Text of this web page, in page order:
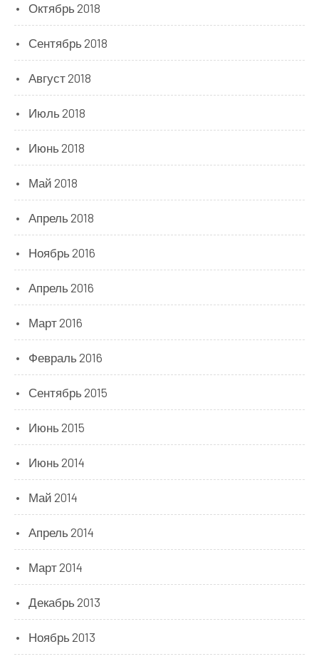
Октябрь 2018
Сентябрь 2018
Август 2018
Июль 2018
Июнь 2018
Май 2018
Апрель 2018
Ноябрь 2016
Апрель 2016
Март 2016
Февраль 2016
Сентябрь 2015
Июнь 2015
Июнь 2014
Май 2014
Апрель 2014
Март 2014
Декабрь 2013
Ноябрь 2013